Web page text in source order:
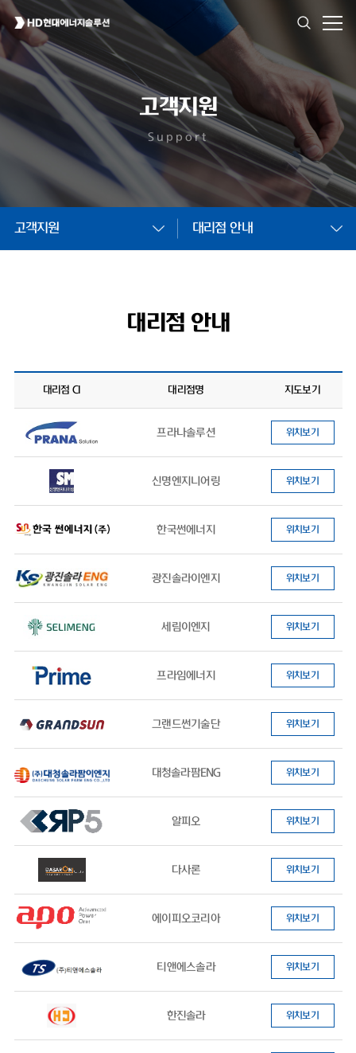
고객지원
Support
고객지원 대리점 안내
대리점 안내
대리점 CI 대리점명 지도보기
프라나솔루션 위치보기
신명엔지니어링 위치보기
한국썬에너지 위치보기
광진솔라이엔지 위치보기
세림이엔지 위치보기
프라임에너지 위치보기
그랜드썬기술단 위치보기
대청솔라팜ENG 위치보기
알피오 위치보기
다사론 위치보기
에이피오코리아 위치보기
티앤에스솔라 위치보기
한진솔라 위치보기